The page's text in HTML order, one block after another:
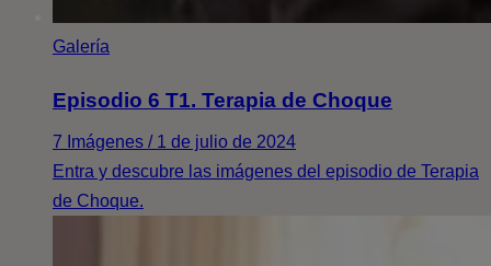
Galería
Episodio 6 T1. Terapia de Choque
7 Imágenes / 1 de julio de 2024
Entra y descubre las imágenes del episodio de Terapia
de Choque.